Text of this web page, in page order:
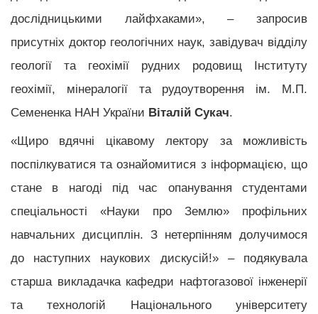
дослідницькими лайфхаками», – запросив
присутніх доктор геологічних наук, завідувач відділу
геології та геохімії рудних родовищ Інституту
геохімії, мінералогії та рудоутворення ім. М.П.
Семененка НАН України Віталій Сукач.
«Щиро вдячні цікавому лектору за можливість
поспілкуватися та ознайомитися з інформацією, що
стане в нагоді під час опанування студентами
спеціальності «Науки про Землю» профільних
навчальних дисциплін. З нетерпінням долучимося
до наступних наукових дискусій!» – подякувала
старша викладачка кафедри нафтогазової інженерії
та технологій Національного університету